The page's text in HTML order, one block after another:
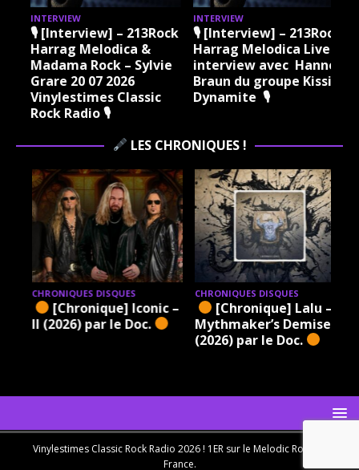
INTERVIEW
🎙 [Interview] – 213Rock
Harrag Melodica &
Madama Rock – Sylvie
Grare 20 07 2026
Vinylestimes Classic
Rock Radio 🎙
INTERVIEW
🎙 [Interview] – 213Rock
Harrag Melodica Live
interview avec Hannes
Braun du groupe Kissin
Dynamite 🎙
LES CHRONIQUES !
CHRONIQUES DISQUES
[Chronique] Iconic –
II (2026) par le Doc.
CHRONIQUES DISQUES
[Chronique] Lalu – A
Mythmaker’s Demise
(2026) par le Doc.
Vinylestimes Classic Rock Radio 2026 ! 1ER sur le Melodic Rock en
France.